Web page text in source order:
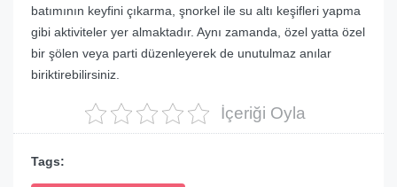
batımının keyfini çıkarma, şnorkel ile su altı keşifleri yapma
gibi aktiviteler yer almaktadır. Aynı zamanda, özel yatta özel
bir şölen veya parti düzenleyerek de unutulmaz anılar
biriktirebilirsiniz.
İçeriği Oyla
Tags: